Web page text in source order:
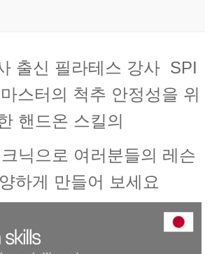
출신 필라테스 강사 SPI
스터의 척추 안정성을 위
핸드온 스킬의
닉으로 여러분들의 레슨
하게 만들어 보세요